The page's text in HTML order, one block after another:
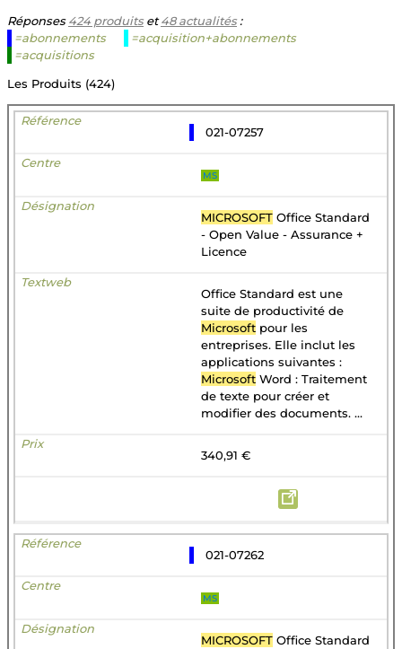
Réponses424 produitset48 actualités:
=abonnements
=acquisition+abonnements
=acquisitions
Les Produits (424)
021-07257
MS
MICROSOFT Office Standard
- Open Value - Assurance +
Licence
Office Standard est une
suite de productivité de
Microsoft pour les
entreprises. Elle inclut les
applications suivantes :
Microsoft Word : Traitement
de texte pour créer et
modifier des documents. ...
340,91 €
021-07262
MS
MICROSOFT Office Standard